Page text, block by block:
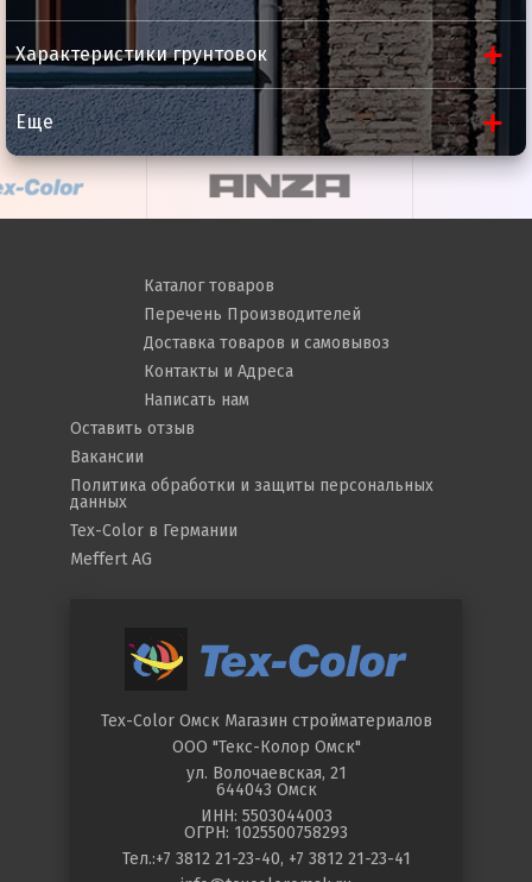
Характеристики грунтовок
Еще
Каталог товаров
Перечень Производителей
Доставка товаров и самовывоз
Контакты и Адреса
Написать нам
Оставить отзыв
Вакансии
Политика обработки и защиты персональных
данных
Tex-Color в Германии
Meffert AG
Tex-Color ОмскМагазин стройматериалов
ООО "Текс-Колор Омск"
ул. Волочаевская, 21
644043 Омск
ИНН: 5503044003
ОГРН: 1025500758293
Тел.:+7 3812 21-23-40, +7 3812 21-23-41